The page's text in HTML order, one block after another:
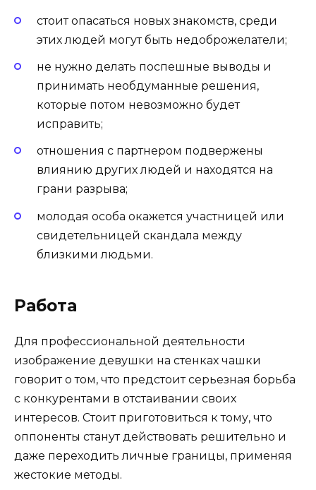
стоит опасаться новых знакомств, среди
этих людей могут быть недоброжелатели;
не нужно делать поспешные выводы и
принимать необдуманные решения,
которые потом невозможно будет
исправить;
отношения с партнером подвержены
влиянию других людей и находятся на
грани разрыва;
молодая особа окажется участницей или
свидетельницей скандала между
близкими людьми.
Работа
Для профессиональной деятельности
изображение девушки на стенках чашки
говорит о том, что предстоит серьезная борьба
с конкурентами в отстаивании своих
интересов. Стоит приготовиться к тому, что
оппоненты станут действовать решительно и
даже переходить личные границы, применяя
жестокие методы.